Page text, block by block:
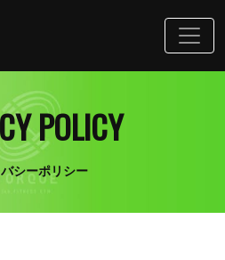
POLICY
シーポリシー